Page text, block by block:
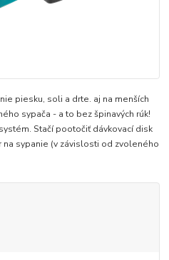
piesku, soli a drte. aj na menších
sypača - a to bez špinavých rúk!
Stačí pootočiť dávkovací disk
na sypanie (v závislosti od zvoleného